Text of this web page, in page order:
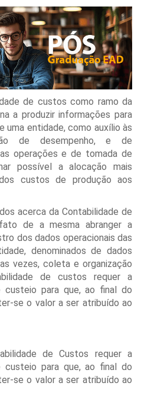
de custos como ramo da
a produzir informações para
uma entidade, como auxílio às
de desempenho, e de
operações e de tomada de
possível a alocação mais
custos de produção aos
acerca da Contabilidade de
de a mesma abranger a
dos dados operacionais das
denominados de dados
vezes, coleta e organização
de custos requer a
para que, ao final do
se o valor a ser atribuído ao
de Custos requer a
para que, ao final do
se o valor a ser atribuído ao